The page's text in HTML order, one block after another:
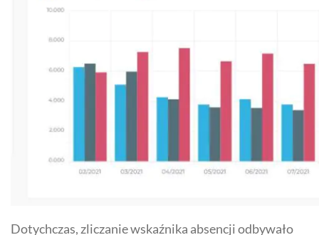
Dotychczas, zliczanie wskaźnika absencji odbywało